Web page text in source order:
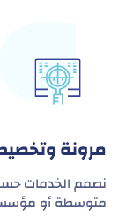
مرونة
نصمم الخدمات
متوسطة أو